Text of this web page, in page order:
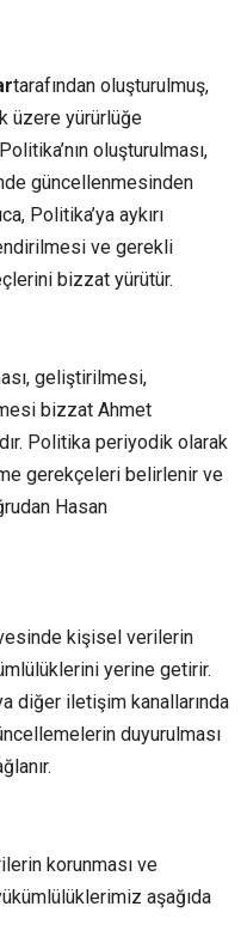
tarafından oluşturulmuş,
üzere yürürlüğe
oluşturulması,
güncellenmesinden
Politika’ya aykırı
ve gerekli
bizzat yürütür.
geliştirilmesi,
bizzat Ahmet
Politika periyodik olarak
gerekçeleri belirlenir ve
Hasan
kişisel verilerin
yerine getirir.
diğer iletişim kanallarında
duyurulması
korunması ve
aşağıda